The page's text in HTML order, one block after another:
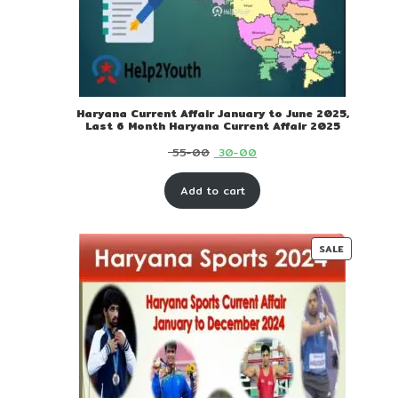
Haryana Current Affair January to June 2025,
Last 6 Month Haryana Current Affair 2025
55-00 Original
price
was:
00.
30-00Current
price
is:
00.
Add to cart
SALE
ON